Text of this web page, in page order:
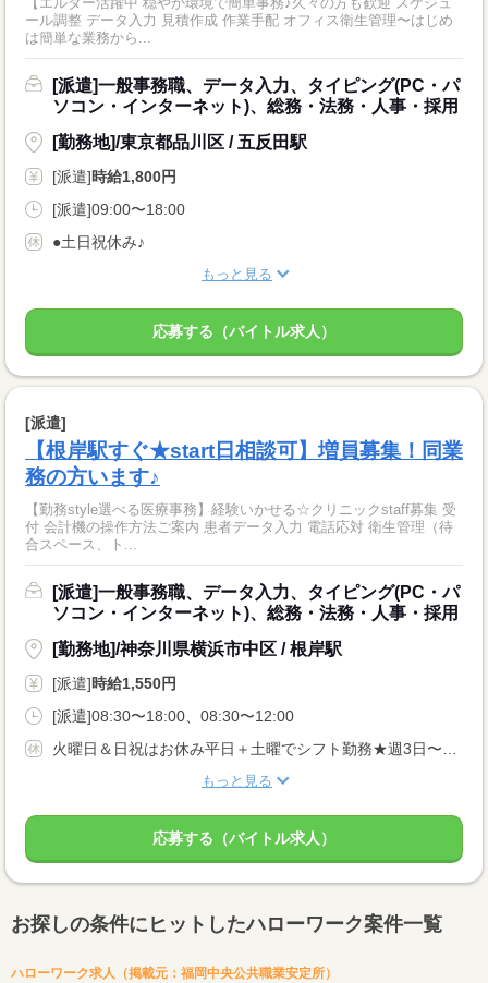
ール調整 データ入力 見積作成 作業手配 オフィス衛生管理〜はじめ
は簡単な業務から...
[派遣]一般事務職、データ入力、タイピング(PC・パ
ソコン・インターネット)、総務・法務・人事・採用
[勤務地]/東京都品川区 / 五反田駅
[派遣]時給1,800円
[派遣]09:00〜18:00
●土日祝休み♪
もっと見る
応募する（バイトル求人）
[派遣]
【根岸駅すぐ★start日相談可】増員募集！同業
務の方います♪
【勤務style選べる医療事務】経験いかせる☆クリニックstaff募集 受
付 会計機の操作方法ご案内 患者データ入力 電話応対 衛生管理（待
合スペース、ト...
[派遣]一般事務職、データ入力、タイピング(PC・パ
ソコン・インターネット)、総務・法務・人事・採用
[勤務地]/神奈川県横浜市中区 / 根岸駅
[派遣]時給1,550円
[派遣]08:30〜18:00、08:30〜12:00
火曜日＆日祝はお休み平日＋土曜でシフト勤務★週3日〜週5日で相談OK♪
もっと見る
応募する（バイトル求人）
お探しの条件にヒットしたハローワーク案件一覧
ハローワーク求人（掲載元：福岡中央公共職業安定所）